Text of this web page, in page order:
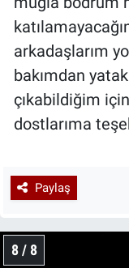
arkadaşlarım
bakımdan
çıkabildiğim
dostlarıma
Paylaş
8 / 8